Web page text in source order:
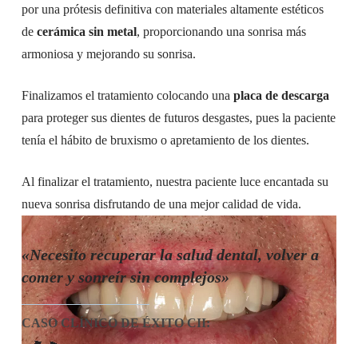
por una prótesis definitiva con materiales altamente estéticos
de cerámica sin metal, proporcionando una sonrisa más
armoniosa y mejorando su sonrisa.
Finalizamos el tratamiento colocando una placa de descarga
para proteger sus dientes de futuros desgastes, pues la paciente
tenía el hábito de bruxismo o apretamiento de los dientes.
Al finalizar el tratamiento, nuestra paciente luce encantada su
nueva sonrisa disfrutando de una mejor calidad de vida.
«Necesito recuperar la salud dental, volver a
comer y sonreír sin complejos»
CASO CLÍNICO DE ÉXITOCII: